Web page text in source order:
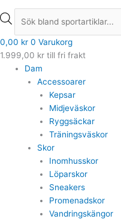
0,00 kr 0 Varukorg
1.999,00 kr till fri frakt
Dam
Accessoarer
Kepsar
Midjeväskor
Ryggsäckar
Träningsväskor
Skor
Inomhusskor
Löparskor
Sneakers
Promenadskor
Vandringskängor